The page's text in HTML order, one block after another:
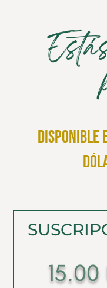
disponible
15.00